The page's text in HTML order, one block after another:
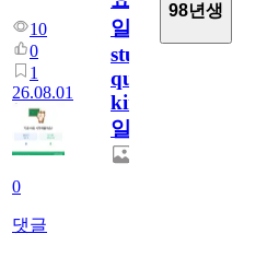
10
0
1
26.08.01
0
댓글
일/English
study
quiz
king770
일
98년생